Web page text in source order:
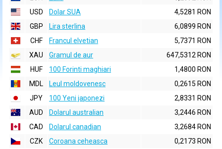
USD
Dolar SUA
4,5281 RON
GBP
Lira sterlina
6,0899 RON
CHF
Francul elvetian
5,7371 RON
XAU
Gramul de aur
647,5312 RON
HUF
100 Forinti maghiari
1,4800 RON
MDL
Leul moldovenesc
0,2615 RON
JPY
100 Yeni japonezi
2,8331 RON
AUD
Dolarul australian
3,2446 RON
CAD
Dolarul canadian
3,2684 RON
CZK
Coroana ceheasca
0,2173 RON